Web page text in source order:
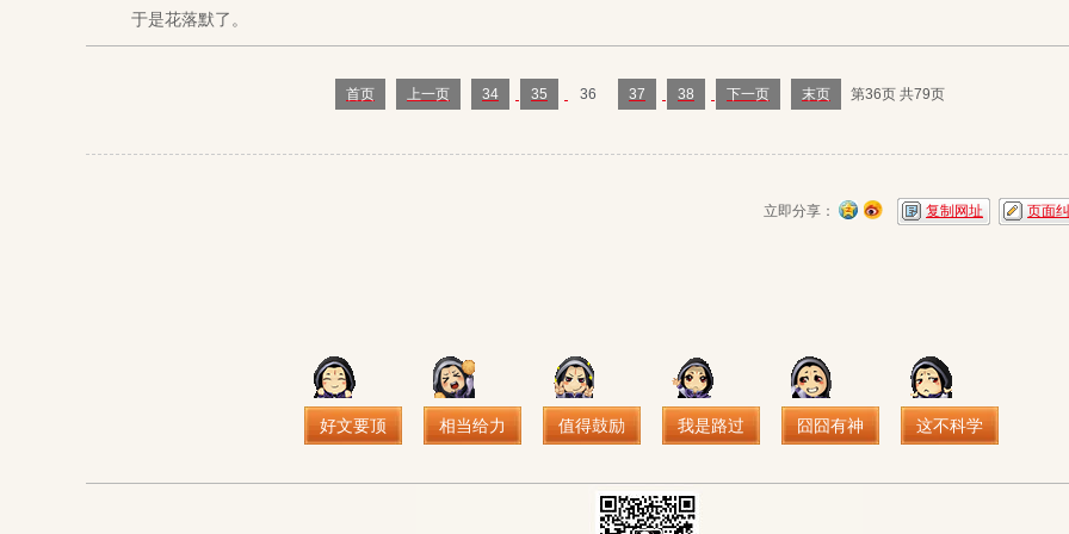
于是花落默了。
首页 上一页 34 35 36 37 38 下一页 末页 第36页 共79页
立即分享： 复制网址 页面
好文要顶 相当给力 值得鼓励 我是路过 囧囧有神 这不科学